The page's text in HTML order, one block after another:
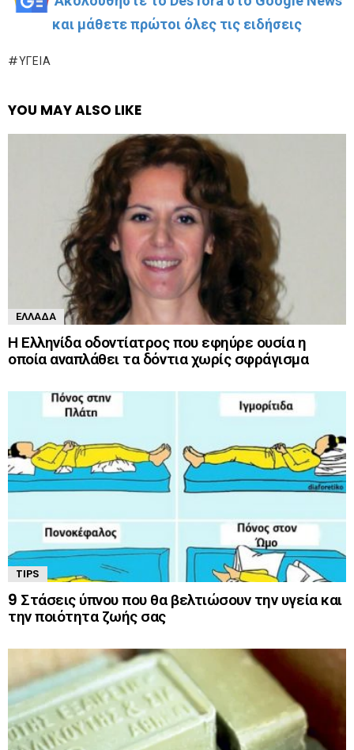
και μάθετε πρώτοι όλες τις ειδήσεις
ΥΓΕΊΑ
YOU MAY ALSO LIKE
ΕΛΛΆΔΑ
Η Ελληνίδα οδοντίατρος που εφηύρε ουσία η
οποία αναπλάθει τα δόντια χωρίς σφράγισμα
TIPS
9 Στάσεις ύπνου που θα βελτιώσουν την υγεία και
την ποιότητα ζωής σας